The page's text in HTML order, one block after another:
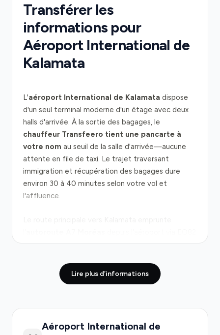
Transférer les
informations pour
Aéroport International de
Kalamata
L'aéroport International de Kalamata dispose
d'un seul terminal moderne d'un étage avec deux
halls d'arrivée. À la sortie des bagages, le
chauffeur Transfeero tient une pancarte à
votre nom au seuil de la salle d'arrivée—aucune
attente en file de taxi. Le trajet traversant
immigration et récupération des bagages dure
environ 30 à 40 minutes selon votre vol et
l'affluence.
minutes en conditions normales. L'après-midi entre
14 h et 17 h, le trafic local s'intensifie légèrement ;
Lire plus d’informations
Aéroport International de